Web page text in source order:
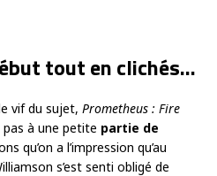
tout en clichés…
vif du sujet, Prometheus : Fire
pas à une petite partie de
qu’on a l’impression qu’au
s’est senti obligé de